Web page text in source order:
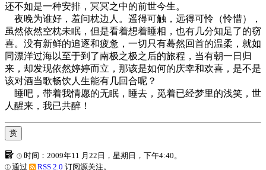
还不如是一种安排，冥冥之中的前世今生。
夜晚为谁好，羞问枕边人。遥得可触，远得可怜（怜惜），
虽然依然空枕未眠，但是看着想着睡相，也有几分知足了的窃
喜。没有新鲜的追逐和疲惫，一切只有蓦然回首的温柔，就如
同漂洋过海以至于到了南极之极之后的旅程，当有朝一日归
来，却发现依然婷婷而立，那该是如何的庆幸和欢喜，是不是
该对酒当歌畅饮人生能有几回合呢？
睡吧，带着我情愿的无眠，睡去，觅着已经梦里的浅笑，世
人醒来，我已共醉！
赏
时间：2009年11 月22日，星期日，下午4:40。
通过
RSS 2.0 订阅源关注。